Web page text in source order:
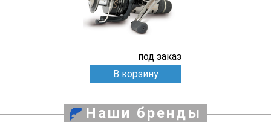
под заказ
В корзину
Наши бренды